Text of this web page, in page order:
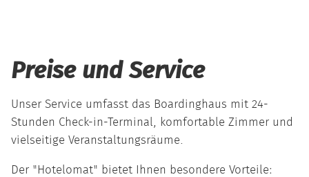
Preise und Service
Unser Service umfasst das Boardinghaus mit 24-
Stunden Check-in-Terminal, komfortable Zimmer und
vielseitige Veranstaltungsräume.
Der "Hotelomat" bietet Ihnen besondere Vorteile: